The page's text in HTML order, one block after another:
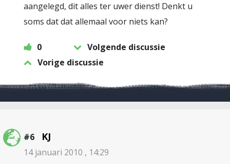
aangelegd, dit alles ter uwer dienst! Denkt u
soms dat dat allemaal voor niets kan?
0
Volgende discussie
Vorige discussie
#6 KJ
14 januari 2010 , 14:29